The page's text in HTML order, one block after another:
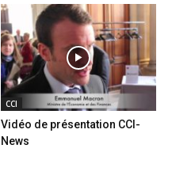
CCI
Vidéo de présentation CCI-
News